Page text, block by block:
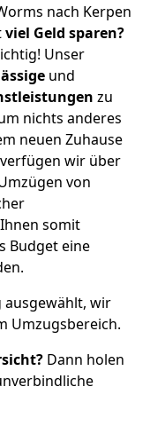
nach Kerpen
viel Geld sparen?
Unser
und
zu
nichts anderes
neuen Zuhause
wir über
von
somit
Budget eine
wir
Umzugsbereich.
Dann holen